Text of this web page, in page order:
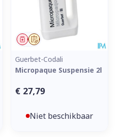
Op voorschrift
Geneesmiddel
Guerbet-Codali
Micropaque Suspensie 2l
€ 27,79
Niet beschikbaar